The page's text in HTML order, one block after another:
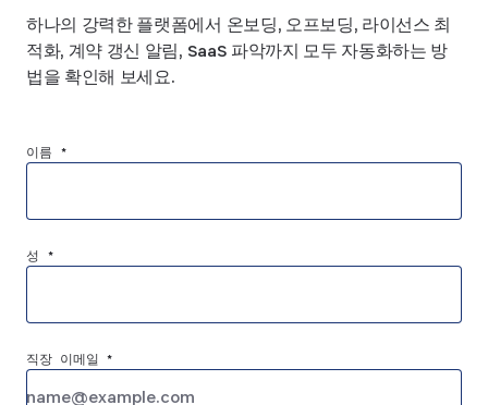
하나의 강력한 플랫폼에서 온보딩, 오프보딩, 라이선스 최
적화, 계약 갱신 알림, SaaS 파악까지 모두 자동화하는 방
법을 확인해 보세요.
이름 *
성 *
직장 이메일 *